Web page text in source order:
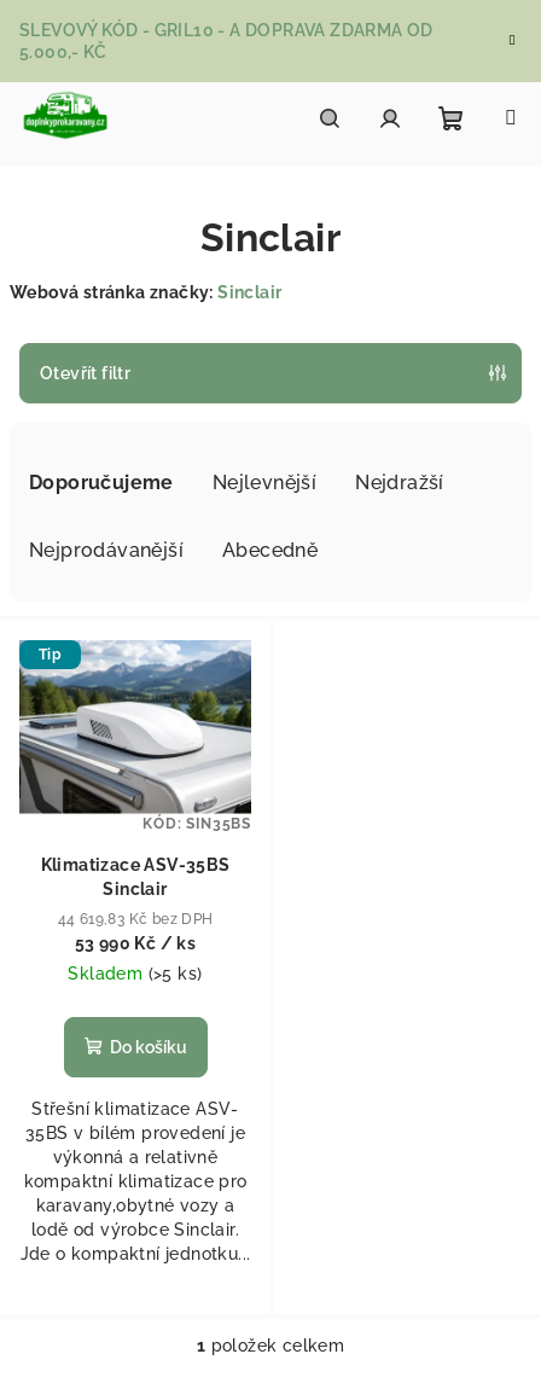
SLEVOVÝ KÓD - GRIL10 - A DOPRAVA ZDARMA OD
5.000,- KČ
Sinclair
Webová stránka značky:Sinclair
Otevřít filtr
Doporučujeme Nejlevnější Nejdražší
Nejprodávanější Abecedně
Výpis produktů
Tip
Klimatizace ASV-35BS
Sinclair
44 619,83 Kč bez DPH
53 990 Kč / ks
Skladem (>5 ks)
Do košíku
Střešní klimatizace ASV-
35BS v bílém provedení je
výkonná a relativně
kompaktní klimatizace pro
karavany,obytné vozy a
lodě od výrobce Sinclair.
Jde o kompaktní jednotku...
KÓD:SIN35BS
Ovládací prvky výpisu
1 položek celkem